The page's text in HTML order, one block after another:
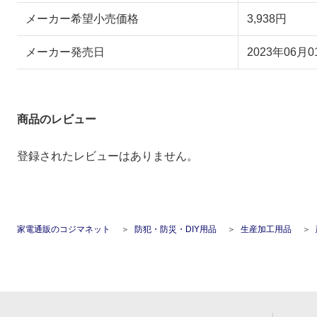
メーカー希望小売価格 3,938円
メーカー発売日 2023年06月
商品のレビュー
登録されたレビューはありません。
家電通販のコジマネット 防犯・防災・DIY用品 生産加工用品